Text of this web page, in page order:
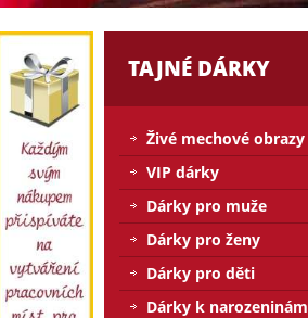
TAJNÉ DÁRKY
Živé mechové obrazy
VIP dárky
Dárky pro muže
Dárky pro ženy
Dárky pro děti
Dárky k narozeninám